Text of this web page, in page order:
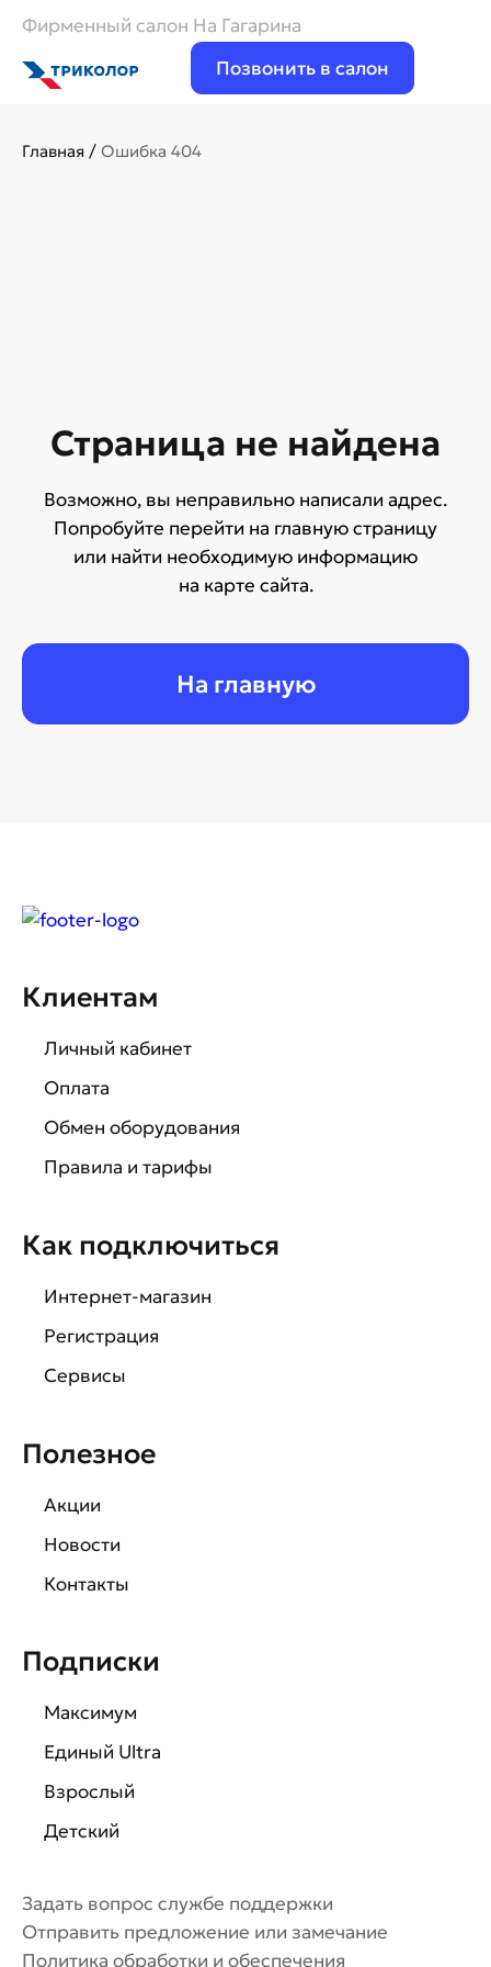
Фирменный салон На Гагарина
Позвонить в салон
Главная / Ошибка 404
Страница не найдена
Возможно, вы неправильно написали адрес.
Попробуйте перейти на главную страницу
или найти необходимую информацию
на карте сайта.
На главную
Клиентам
Личный кабинет
Оплата
Обмен оборудования
Правила и тарифы
Как подключиться
Интернет-магазин
Регистрация
Сервисы
Полезное
Акции
Новости
Контакты
Подписки
Максимум
Единый Ultra
Взрослый
Детский
Задать вопрос службе поддержки
Отправить предложение или замечание
Политика обработки и обеспечения